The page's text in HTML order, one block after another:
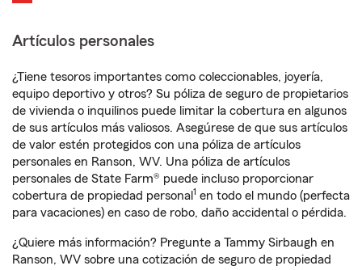
Artículos personales
¿Tiene tesoros importantes como coleccionables, joyería,
equipo deportivo y otros? Su póliza de seguro de propietarios
de vivienda o inquilinos puede limitar la cobertura en algunos
de sus artículos más valiosos. Asegúrese de que sus artículos
de valor estén protegidos con una póliza de artículos
personales en Ranson, WV. Una póliza de artículos
personales de State Farm® puede incluso proporcionar
cobertura de propiedad personal 1 en todo el mundo (perfecta
para vacaciones) en caso de robo, daño accidental o pérdida.
¿Quiere más información? Pregunte a Tammy Sirbaugh en
Ranson, WV sobre una cotización de seguro de propiedad